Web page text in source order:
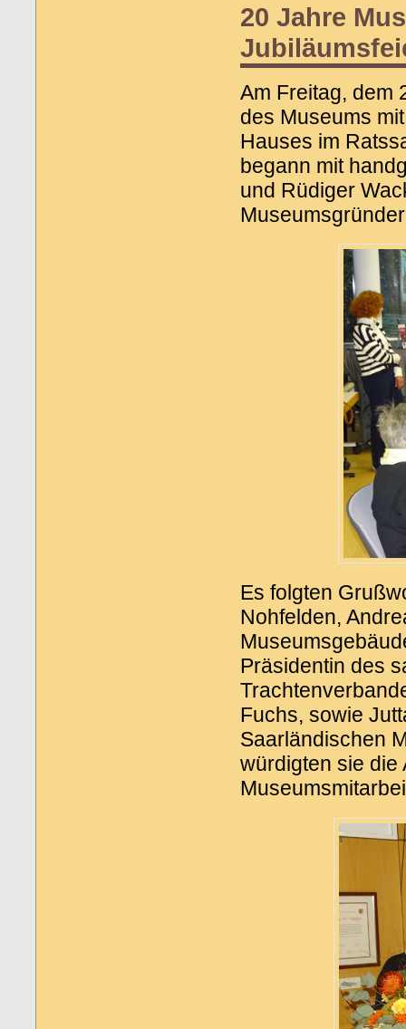
20 Jahre
Am Freitag, dem
des Museums
Hauses im
begann mit
und Rüdiger
Es folgten
Nohfelden,
Präsidentin des
Fuchs, sowie
Saarländischen
würdigten sie die